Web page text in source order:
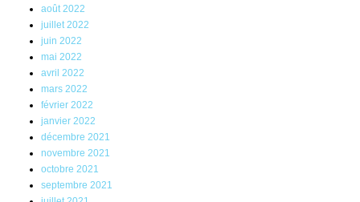
août 2022
juillet 2022
juin 2022
mai 2022
avril 2022
mars 2022
février 2022
janvier 2022
décembre 2021
novembre 2021
octobre 2021
septembre 2021